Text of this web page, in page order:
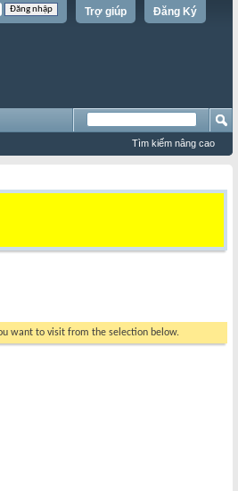
Đăng Ký
Trợ giúp
Tìm kiếm nâng cao
want to visit from the selection below.